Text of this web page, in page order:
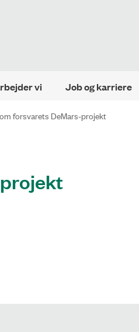
vi Job og karriere
forsvarets DeMars-projekt